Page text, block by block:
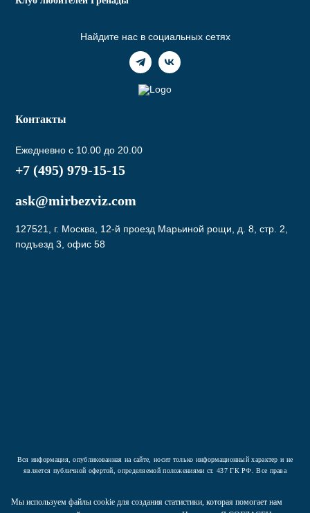
Найдите нас в социальных сетях
Контакты
Ежедневно с 10.00 до 20.00
+7 (495) 979-15-15
ask@mirbezviz.com
127521, г. Москва, 12-й проезд Марьиной рощи, д. 8, стр. 2,
подъезд 3, офис 58
Вся информация, опубликованная на сайте, носит только информационный характер и не
является публичной офертой, определяемой положениями ст. 437 ГК РФ. Все права
2026 © ООО «Компания Аркада». Все права защищены.
Мы используем файлы cookie для создания статистики, которая помогает нам